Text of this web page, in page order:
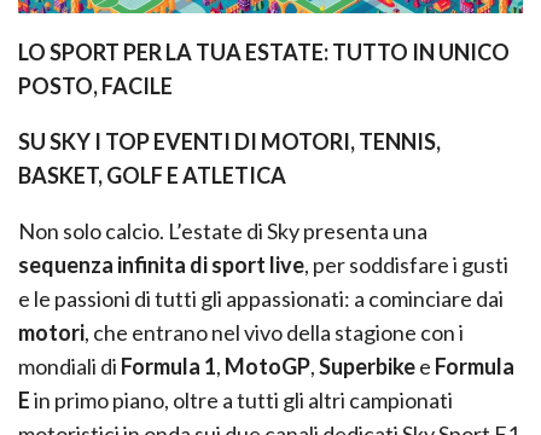
LO SPORT PER LA TUA ESTATE: TUTTO IN UNICO
POSTO, FACILE
SU SKY I TOP EVENTI DI MOTORI, TENNIS,
BASKET, GOLF E ATLETICA
Non solo calcio. L’estate di Sky presenta una
sequenza infinita di sport live, per soddisfare i gusti
e le passioni di tutti gli appassionati: a cominciare dai
motori, che entrano nel vivo della stagione con i
mondiali di Formula 1, MotoGP,Superbikee Formula
Ein primo piano, oltre a tutti gli altri campionati